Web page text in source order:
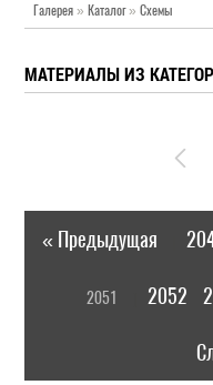
Галерея » Каталог» Схемы
МАТЕРИАЛЫ ИЗ
« Предыдущая
2051 2052